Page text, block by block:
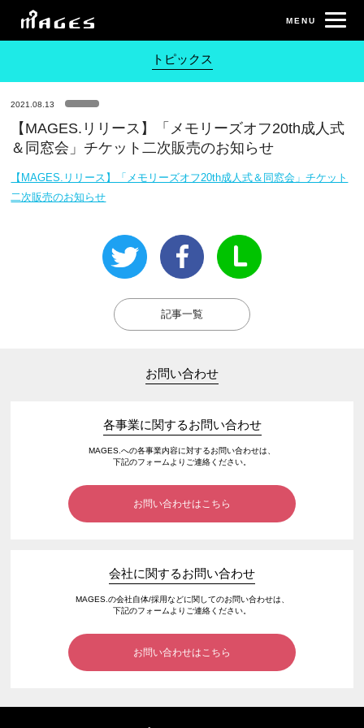
トピックス
2021.08.13
【MAGES.リリース】「メモリーズオフ20th成人式
＆同窓会」チケット二次販売のお知らせ
【MAGES.リリース】「メモリーズオフ20th成人式＆同窓会」チケット
二次販売のお知らせ
記事一覧
お問い合わせ
各事業に関するお問い合わせ
MAGES.への各事業内容に対するお問い合わせは、
下記のフォームよりご連絡ください。
お問い合わせはこちら
会社に関するお問い合わせ
MAGES.の会社自体/採用などに関してのお問い合わせは、
下記のフォームよりご連絡ください。
お問い合わせはこちら